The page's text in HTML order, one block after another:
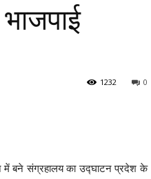
0
1232
में बने संग्रहालय का उद्घाटन प्रदेश के